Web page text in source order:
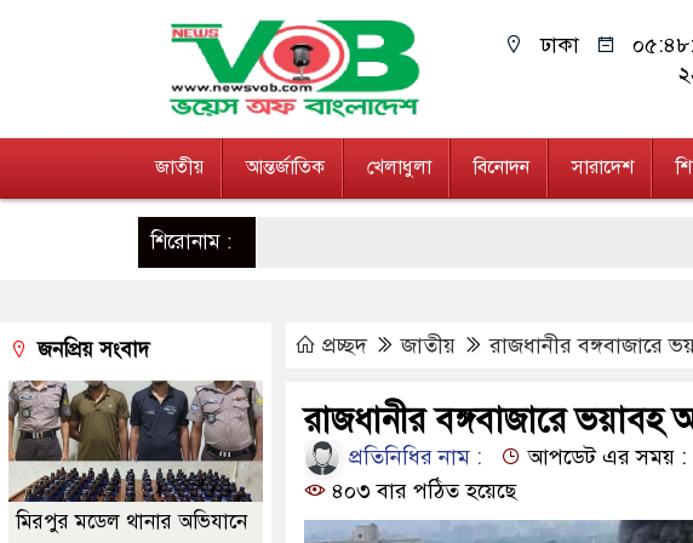
ঢাকা
জাতীয় আন্তর্জাতিক খেলাধুলা বিনোদন সারাদেশ
শিরোনাম :
প্রচ্ছদ জাতীয় রাজধানীর বঙ্গবাজারে
রাজধানীর বঙ্গবাজারে ভয়াবহ
প্রতিনিধির নাম :
আপডেট এর সময় :
৪০৩ বার পঠিত হয়েছে
জনপ্রিয় সংবাদ
মিরপুর মডেল থানার অভিযানে